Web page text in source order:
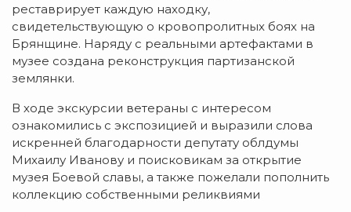
реставрирует каждую находку,
свидетельствующую о кровопролитных боях на
Брянщине. Наряду с реальными артефактами в
музее создана реконструкция партизанской
землянки.
В ходе экскурсии ветераны с интересом
ознакомились с экспозицией и выразили слова
искренней благодарности депутату облдумы
Михаилу Иванову и поисковикам за открытие
музея Боевой славы, а также пожелали пополнить
коллекцию собственными реликвиями